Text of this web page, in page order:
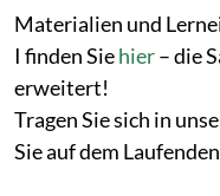
Materialien und
I finden Siehier– die
erweitert!
Tragen Sie sich in
Sie auf dem